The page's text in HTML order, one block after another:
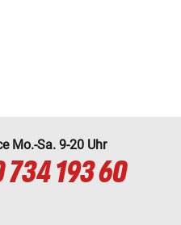
Mo.-Sa. 9-20 Uhr
193 60